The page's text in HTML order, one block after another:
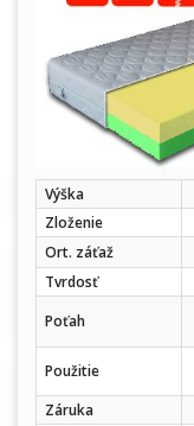
Výška
Zloženie
Ort. záťaž
Tvrdosť
Poťah
Použitie
Záruka